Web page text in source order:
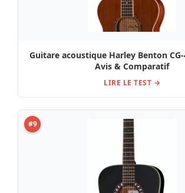
Guitare acoustique Harley Benton
Avis & Comparatif
LIRE LE TEST →
#9